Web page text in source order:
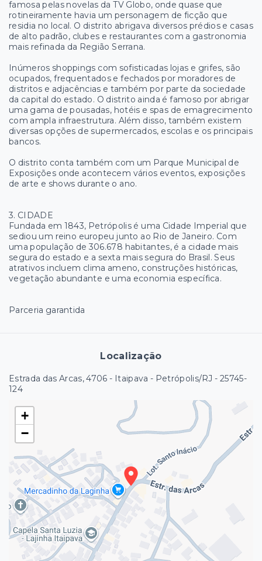
famosa pelas novelas da TV Globo, onde quase que
rotineiramente havia um personagem de ficção que
residia no local. O distrito abrigava diversos prédios e casas
de alto padrão, clubes e restaurantes com a gastronomia
mais refinada da Região Serrana.
Inúmeros shoppings com sofisticadas lojas e grifes, são
ocupados, frequentados e fechados por moradores de
distritos e adjacências e também por parte da sociedade
da capital do estado. O distrito ainda é famoso por abrigar
uma gama de pousadas, hotéis e spas de emagrecimento
com ampla infraestrutura. Além disso, também existem
diversas opções de supermercados, escolas e os principais
bancos.
O distrito conta também com um Parque Municipal de
Exposições onde acontecem vários eventos, exposições
de arte e shows durante o ano.
3. CIDADE
Fundada em 1843, Petrópolis é uma Cidade Imperial que
sediou um reino europeu junto ao Rio de Janeiro. Com
uma população de 306.678 habitantes, é a cidade mais
segura do estado e a sexta mais segura do Brasil. Seus
atrativos incluem clima ameno, construções históricas,
vegetação abundante e uma economia específica.
Parceria garantida
Localização
Estrada das Arcas, 4706 - Itaipava - Petrópolis/RJ - 25745-
124
+
−